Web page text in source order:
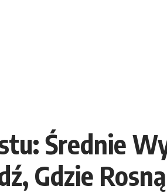
Średnie
Gdzie